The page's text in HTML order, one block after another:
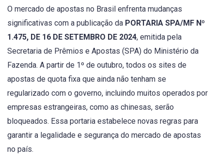
O mercado de apostas no Brasil enfrenta mudanças
significativas com a publicação da PORTARIA SPA/MF Nº
1.475, DE 16 DE SETEMBRO DE 2024, emitida pela
Secretaria de Prêmios e Apostas (SPA) do Ministério da
Fazenda. A partir de 1º de outubro, todos os sites de
apostas de quota fixa que ainda não tenham se
regularizado com o governo, incluindo muitos operados por
empresas estrangeiras, como as chinesas, serão
bloqueados. Essa portaria estabelece novas regras para
garantir a legalidade e segurança do mercado de apostas
no país.